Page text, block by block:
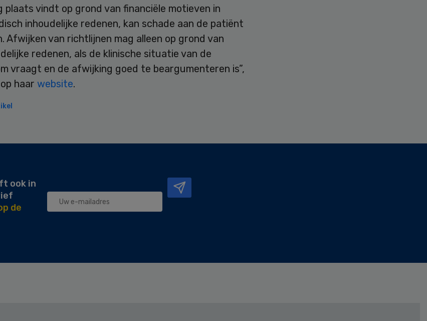
plaats vindt op grond van financiële motieven in
inhoudelijke redenen, kan schade aan de patiënt
Afwijken van richtlijnen mag alleen op grond van
redenen, als de klinische situatie van de
vraagt en de afwijking goed te beargumenteren is”,
haar website.
ook in
de